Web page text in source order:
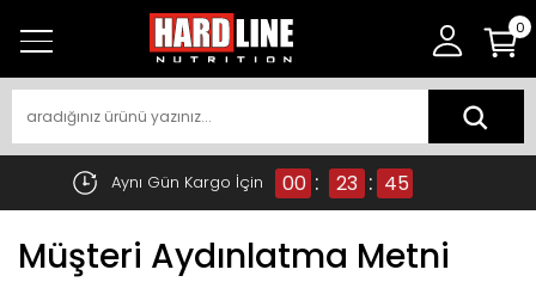
0
Aynı Gün Kargo İçin 00 : 23 : 44
Müşteri Aydınlatma Metni